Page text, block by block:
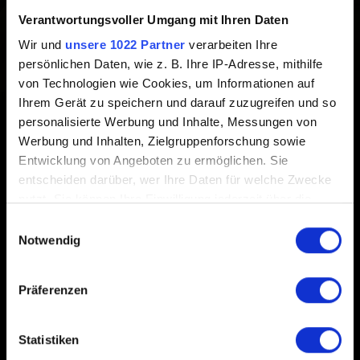
Verantwortungsvoller Umgang mit Ihren Daten
Wir und unsere 1022 Partner verarbeiten Ihre
persönlichen Daten, wie z. B. Ihre IP-Adresse, mithilfe
von Technologien wie Cookies, um Informationen auf
Ihrem Gerät zu speichern und darauf zuzugreifen und so
personalisierte Werbung und Inhalte, Messungen von
Werbung und Inhalten, Zielgruppenforschung sowie
Entwicklung von Angeboten zu ermöglichen. Sie
entscheiden darüber, wer Ihre Daten für welche Zwecke
Trigger Symbol ändern oder widerrufen
Informationen über Ihre geografische Lage
können
Notwendig
Präferenzen
Statistiken
Erstellt vor 2 Jahren Aktualisiert vor 2 Jahren
GWENT wird am 19. und 20. September 2023 zwischen
10 und 16 Uhr CEST aufgrund von Server-Wartungen
nicht verfügbar sein.